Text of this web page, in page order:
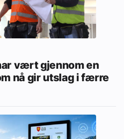
vært gjennom en
nå gir utslag i færre